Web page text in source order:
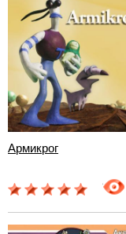
Армикрог